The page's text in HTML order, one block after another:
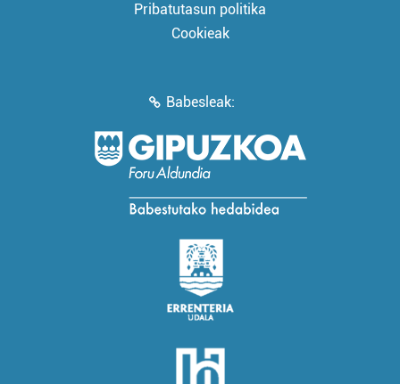
Pribatutasun politika
Cookieak
Babesleak: